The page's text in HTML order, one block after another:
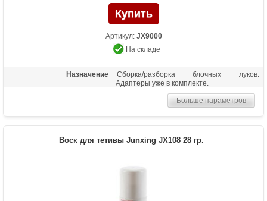
Артикул: JX9000
На складе
Назначение
Сборка/разборка блочных луков.
Адаптеры уже в комплекте.
Больше параметров
Воск для тетивы Junxing JX108 28 гр.